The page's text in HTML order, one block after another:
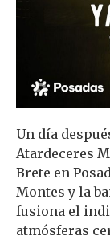
Un día
Atardeceres
Brete en
Montes y la
fusiona el
atmósferas